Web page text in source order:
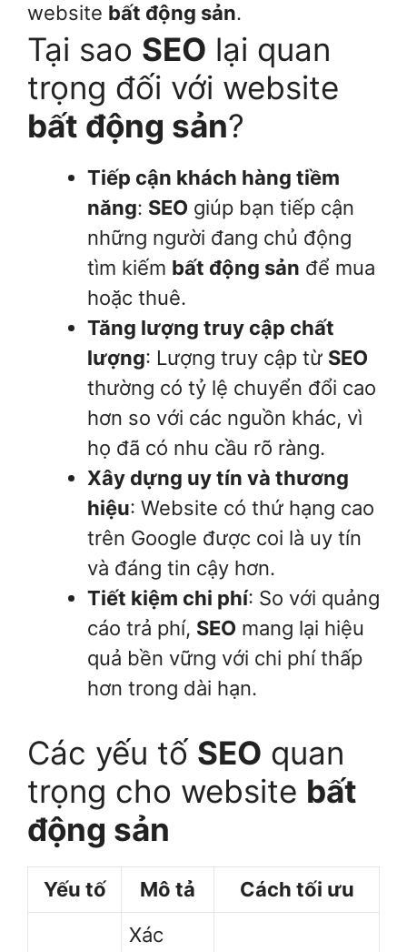
website bất động sản.
Tại sao SEO lại quan
trọng đối với website
bất động sản?
Tiếp cận khách hàng tiềm
năng: SEO giúp bạn tiếp cận
những người đang chủ động
tìm kiếm bất động sản để mua
hoặc thuê.
Tăng lượng truy cập chất
lượng: Lượng truy cập từ SEO
thường có tỷ lệ chuyển đổi cao
hơn so với các nguồn khác, vì
họ đã có nhu cầu rõ ràng.
Xây dựng uy tín và thương
hiệu: Website có thứ hạng cao
trên Google được coi là uy tín
và đáng tin cậy hơn.
Tiết kiệm chi phí: So với quảng
cáo trả phí, SEO mang lại hiệu
quả bền vững với chi phí thấp
hơn trong dài hạn.
Các yếu tố SEO quan
trọng cho website bất
động sản
Yếu tố Mô tả Cách tối ưu
Xác